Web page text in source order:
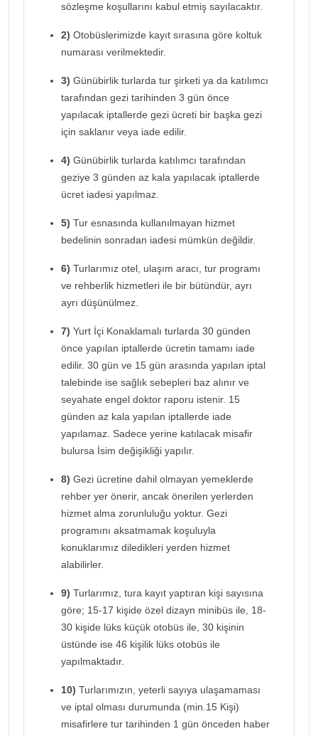
sözleşme koşullarını kabul etmiş sayılacaktır.
2) Otobüslerimizde kayıt sırasına göre koltuk
numarası verilmektedir.
3) Günübirlik turlarda tur şirketi ya da katılımcı
tarafından gezi tarihinden 3 gün önce
yapılacak iptallerde gezi ücreti bir başka gezi
için saklanır veya iade edilir.
4) Günübirlik turlarda katılımcı tarafından
geziye 3 günden az kala yapılacak iptallerde
ücret iadesi yapılmaz.
5) Tur esnasında kullanılmayan hizmet
bedelinin sonradan iadesi mümkün değildir.
6) Turlarımız otel, ulaşım aracı, tur programı
ve rehberlik hizmetleri ile bir bütündür, ayrı
ayrı düşünülmez.
7) Yurt İçi Konaklamalı turlarda 30 günden
önce yapılan iptallerde ücretin tamamı iade
edilir. 30 gün ve 15 gün arasında yapılan iptal
talebinde ise sağlık sebepleri baz alınır ve
seyahate engel doktor raporu istenir. 15
günden az kala yapılan iptallerde iade
yapılamaz. Sadece yerine katılacak misafir
bulursa İsim değişikliği yapılır.
8) Gezi ücretine dahil olmayan yemeklerde
rehber yer önerir, ancak önerilen yerlerden
hizmet alma zorunluluğu yoktur. Gezi
programını aksatmamak koşuluyla
konuklarımız diledikleri yerden hizmet
alabilirler.
9) Turlarımız, tura kayıt yaptıran kişi sayısına
göre; 15-17 kişide özel dizayn minibüs ile, 18-
30 kişide lüks küçük otobüs ile, 30 kişinin
üstünde ise 46 kişilik lüks otobüs ile
yapılmaktadır.
10) Turlarımızın, yeterli sayıya ulaşamaması
ve iptal olması durumunda (min.15 Kişi)
misafirlere tur tarihinden 1 gün önceden haber